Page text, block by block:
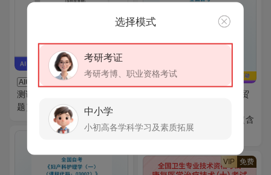
AI电子书
2026年普通话水平
测试专用教材（含历年真
题）AI讲解
全国自考《国际贸
00149）》历年真题汇编（含
部分答案）
VIP 免费
选择模式
考研考证
考研考博、职业资格考试
中小学
小初高各学科学习及素质拓展